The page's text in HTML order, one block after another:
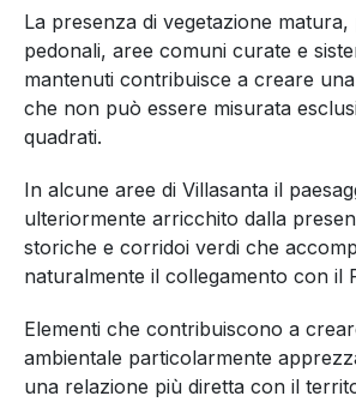
La presenza di vegetazione
pedonali, aree comuni curate e
mantenuti contribuisce a creare
che non può essere misurata
quadrati.
In alcune aree di Villasanta il
ulteriormente arricchito dalla
storiche e corridoi verdi che
naturalmente il collegamento con il
Elementi che contribuiscono a
ambientale particolarmente
una relazione più diretta con il